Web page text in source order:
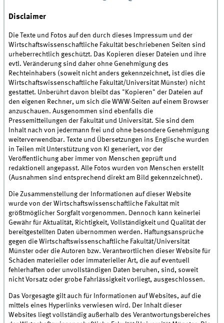
Disclaimer
Die Texte und Fotos auf den durch dieses Impressum und der
Wirtschaftswissenschaftliche Fakultät beschriebenen Seiten sind
urheberrechtlich geschützt. Das Kopieren dieser Dateien und ihre
evtl. Veränderung sind daher ohne Genehmigung des
Rechteinhabers (soweit nicht anders gekennzeichnet, ist dies die
Wirtschaftswissenschaftliche Fakultät/Universität Münster) nicht
gestattet. Unberührt davon bleibt das "Kopieren" der Dateien auf
den eigenen Rechner, um sich die WWW-Seiten auf einem Browser
anzuschauen. Ausgenommen sind ebenfalls die
Pressemitteilungen der Fakultät und Universität. Sie sind dem
Inhalt nach von jedermann frei und ohne besondere Genehmigung
weiterverwendbar. Texte und Übersetzungen ins Englische wurden
in Teilen mit Unterstützung von KI generiert, vor der
Veröffentlichung aber immer von Menschen geprüft und
redaktionell angepasst. Alle Fotos wurden von Menschen erstellt
(Ausnahmen sind entsprechend direkt am Bild gekennzeichnet).
Die Zusammenstellung der Informationen auf dieser Website
wurde von der Wirtschaftswissenschaftliche Fakultät mit
größtmöglicher Sorgfalt vorgenommen. Dennoch kann keinerlei
Gewähr für Aktualität, Richtigkeit, Vollständigkeit und Qualität der
bereitgestellten Daten übernommen werden. Haftungsansprüche
gegen die Wirtschaftswissenschaftliche Fakultät/Universität
Münster oder die Autoren bzw. Verantwortlichen dieser Website für
Schäden materieller oder immaterieller Art, die auf eventuell
fehlerhaften oder unvollständigen Daten beruhen, sind, soweit
nicht Vorsatz oder grobe Fahrlässigkeit vorliegt, ausgeschlossen.
Das Vorgesagte gilt auch für Informationen auf Websites, auf die
mittels eines Hyperlinks verwiesen wird. Der Inhalt dieser
Websites liegt vollständig außerhalb des Verantwortungsbereiches